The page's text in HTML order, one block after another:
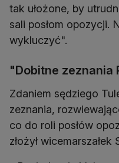
tak ułożone, by
sali posłom opozycji.
wykluczyć".
"Dobitne zeznania
Zdaniem sędziego
zeznania,
co do roli posłów
złożył